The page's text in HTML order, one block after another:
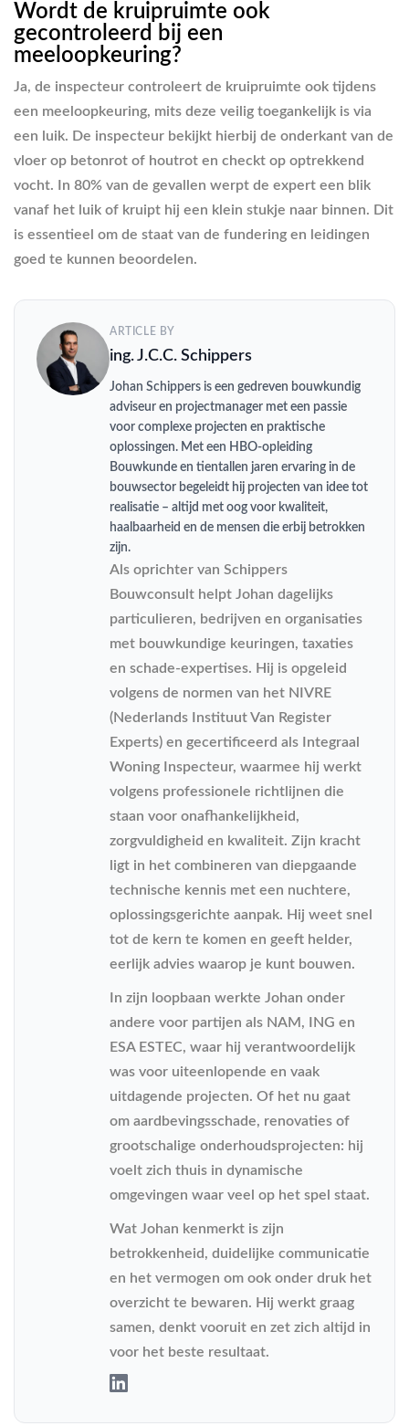
Wordt de kruipruimte ook
gecontroleerd bij een
meeloopkeuring?
Ja, de inspecteur controleert de kruipruimte ook tijdens
een meeloopkeuring, mits deze veilig toegankelijk is via
een luik. De inspecteur bekijkt hierbij de onderkant van de
vloer op betonrot of houtrot en checkt op optrekkend
vocht. In 80% van de gevallen werpt de expert een blik
vanaf het luik of kruipt hij een klein stukje naar binnen. Dit
is essentieel om de staat van de fundering en leidingen
goed te kunnen beoordelen.
ARTICLE BY
ing. J.C.C. Schippers
Johan Schippers is een gedreven bouwkundig
adviseur en projectmanager met een passie
voor complexe projecten en praktische
oplossingen. Met een HBO-opleiding
Bouwkunde en tientallen jaren ervaring in de
bouwsector begeleidt hij projecten van idee tot
realisatie – altijd met oog voor kwaliteit,
haalbaarheid en de mensen die erbij betrokken
zijn.
Als oprichter van Schippers
Bouwconsult helpt Johan dagelijks
particulieren, bedrijven en organisaties
met bouwkundige keuringen, taxaties
en schade-expertises. Hij is opgeleid
volgens de normen van het NIVRE
(Nederlands Instituut Van Register
Experts) en gecertificeerd als Integraal
Woning Inspecteur, waarmee hij werkt
volgens professionele richtlijnen die
staan voor onafhankelijkheid,
zorgvuldigheid en kwaliteit. Zijn kracht
ligt in het combineren van diepgaande
technische kennis met een nuchtere,
oplossingsgerichte aanpak. Hij weet snel
tot de kern te komen en geeft helder,
eerlijk advies waarop je kunt bouwen.
In zijn loopbaan werkte Johan onder
andere voor partijen als NAM, ING en
ESA ESTEC, waar hij verantwoordelijk
was voor uiteenlopende en vaak
uitdagende projecten. Of het nu gaat
om aardbevingsschade, renovaties of
grootschalige onderhoudsprojecten: hij
voelt zich thuis in dynamische
omgevingen waar veel op het spel staat.
Wat Johan kenmerkt is zijn
betrokkenheid, duidelijke communicatie
en het vermogen om ook onder druk het
overzicht te bewaren. Hij werkt graag
samen, denkt vooruit en zet zich altijd in
voor het beste resultaat.